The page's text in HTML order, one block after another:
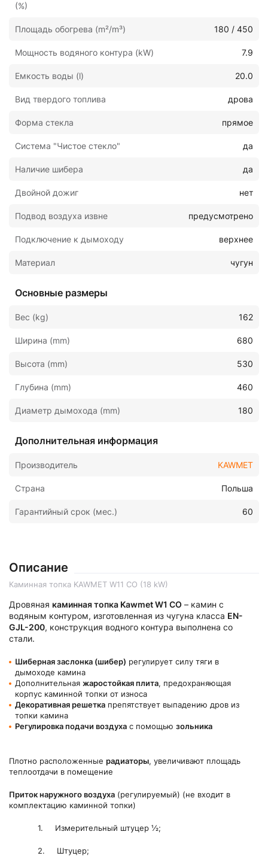
(%)
Площадь обогрева (m²/m³) 180 / 450
Мощность водяного контура (kW) 7.9
Емкость воды (l) 20.0
Вид твердого топлива дрова
Форма стекла прямое
Система "Чистое стекло" да
Наличие шибера да
Двойной дожиг нет
Подвод воздуха извне предусмотрено
Подключение к дымоходу верхнее
Материал чугун
Основные размеры
Вес (kg) 162
Ширина (mm) 680
Высота (mm) 530
Глубина (mm) 460
Диаметр дымохода (mm) 180
Дополнительная информация
Производитель KAWMET
Страна Польша
Гарантийный срок (мес.) 60
Описание
Каминная топка KAWMET W11 CO (18 kW)
Дровяная каминная топка Kawmet W1 CO – камин с
водяным контуром, изготовленная из чугуна класса EN-
GJL-200, конструкция водного контура выполнена со
стали.
Шиберная заслонка (шибер) регулирует силу тяги в
дымоходе камина
Дополнительная жаростойкая плита, предохраняющая
корпус каминной топки от износа
Декоративная решетка препятствует выпадению дров из
топки камина
Регулировка подачи воздуха с помощью зольника
Плотно расположенные радиаторы, увеличивают площадь
теплоотдачи в помещение
Приток наружного воздуха (регулируемый) (не входит в
комплектацию каминной топки)
1. Измерительный штуцер ½;
2. Штуцер;